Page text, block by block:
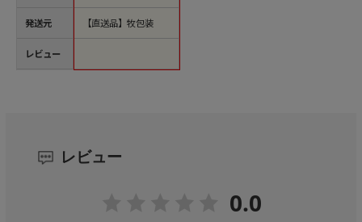
発送元
レビュー
【直送品】牧包装
レビュー
0.0